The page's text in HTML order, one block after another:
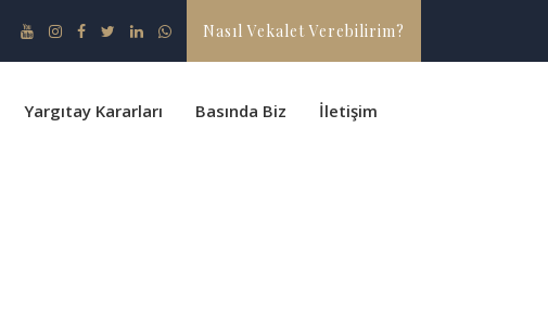
Nasıl Vekalet Verebilirim?
Yargıtay Kararları Basında Biz İletişim